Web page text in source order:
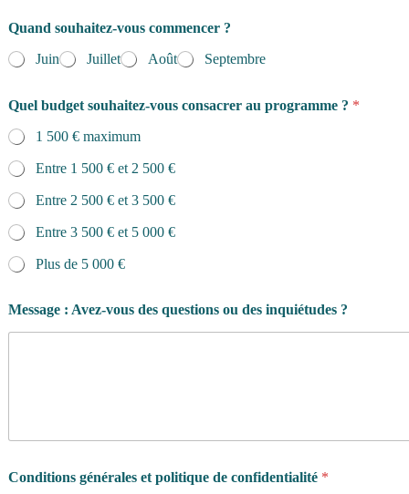
Quand souhaitez-vous commencer ?
Juin
Juillet Août Septembre
Quel budget souhaitez-vous consacrer au programme ? *
1 500 € maximum
Entre 1 500 € et 2 500 €
Entre 2 500 € et 3 500 €
Entre 3 500 € et 5 000 €
Plus de 5 000 €
Message : Avez-vous des questions ou des inquiétudes ?
Conditions générales et politique de confidentialité *